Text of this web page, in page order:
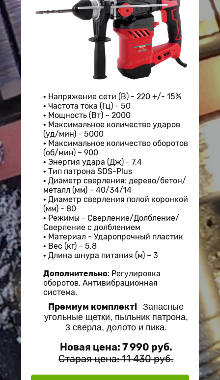
Напряжение сети (В) - 220 +/- 15%
Частота тока (Гц) - 50
Мощность (Вт) – 2000
Максимальное количество ударов
(уд/мин) - 5000
Максимальное количество оборотов
(об/мин) – 900
Энергия удара (Дж) - 7,4
Тип патрона SDS-Plus
Диаметр сверления: дерево/бетон/
металл (мм) – 40/34/14
Диаметр сверления полой коронкой
(мм) - 80
Режимы - Сверление/Долбление/
Сверление с долблением
Материал - Ударопрочный пластик
Вес (кг) – 5,8
Длина шнура питания (м) – 3
Дополнительно: Регулировка
оборотов, Антивибрационная
система.
Премиум комплект!Запасные
угольные щетки, пыльник патрона,
3 сверла, долото и пика.
Новая цена: 7 990 руб.
Старая цена: 11 430 руб.